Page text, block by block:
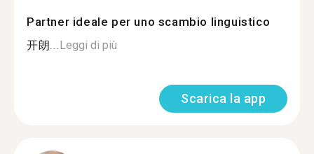
Partner ideale per uno scambio linguistico
开朗...Leggi di più
Scarica la app